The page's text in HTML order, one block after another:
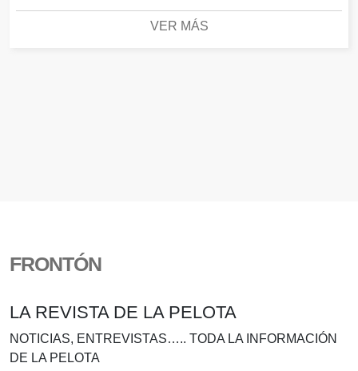
VER MÁS
FRONTÓN
LA REVISTA DE LA PELOTA
NOTICIAS, ENTREVISTAS….. TODA LA INFORMACIÓN
DE LA PELOTA